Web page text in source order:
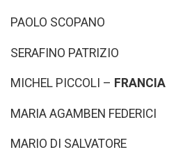
PAOLO SCOPANO
SERAFINO PATRIZIO
MICHEL PICCOLI – FRANCIA
MARIA AGAMBEN FEDERICI
MARIO DI SALVATORE